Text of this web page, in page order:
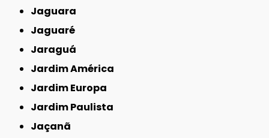
Jaguara
Jaguaré
Jaraguá
Jardim América
Jardim Europa
Jardim Paulista
Jaçanã